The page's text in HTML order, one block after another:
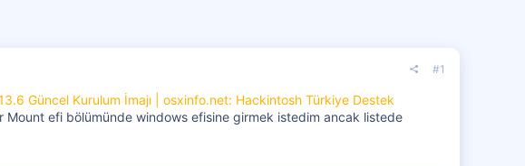
#1
Güncel Kurulum İmajı | osxinfo.net: Hackintosh Türkiye Destek
efi bölümünde windows efisine girmek istedim ancak listede